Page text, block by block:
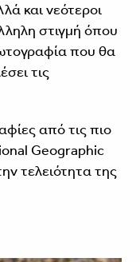
και νεότεροι
στιγμή όπου
που θα
τις
από τις πιο
Geographic
τελειότητα της